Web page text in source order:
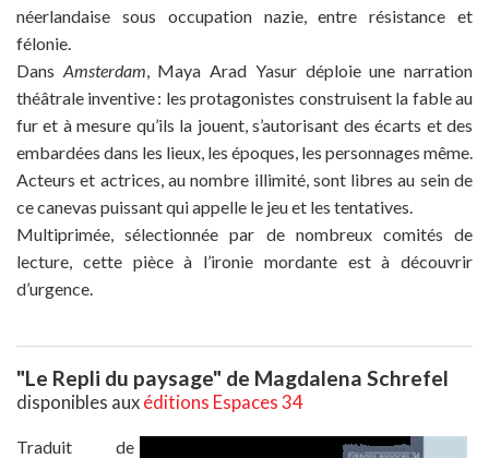
néerlandaise sous occupation nazie, entre résistance et
félonie.
Dans Amsterdam, Maya Arad Yasur déploie une narration
théâtrale inventive : les protagonistes construisent la fable au
fur et à mesure qu’ils la jouent, s’autorisant des écarts et des
embardées dans les lieux, les époques, les personnages même.
Acteurs et actrices, au nombre illimité, sont libres au sein de
ce canevas puissant qui appelle le jeu et les tentatives.
Multiprimée, sélectionnée par de nombreux comités de
lecture, cette pièce à l’ironie mordante est à découvrir
d’urgence.
"Le Repli du paysage" de Magdalena Schrefel
disponibles auxéditions Espaces 34
Traduit de